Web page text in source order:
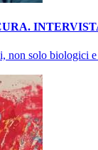
non solo